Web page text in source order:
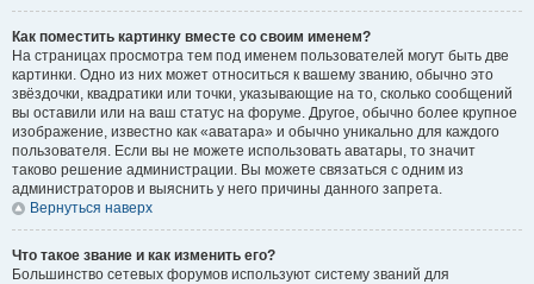
Как поместить картинку вместе со своим именем?
На страницах просмотра тем под именем пользователей могут быть две
картинки. Одно из них может относиться к вашему званию, обычно это
звёздочки, квадратики или точки, указывающие на то, сколько сообщений
вы оставили или на ваш статус на форуме. Другое, обычно более крупное
изображение, известно как «аватара» и обычно уникально для каждого
пользователя. Если вы не можете использовать аватары, то значит
таково решение администрации. Вы можете связаться с одним из
администраторов и выяснить у него причины данного запрета.
Вернуться наверх
Что такое звание и как изменить его?
Большинство сетевых форумов используют систему званий для